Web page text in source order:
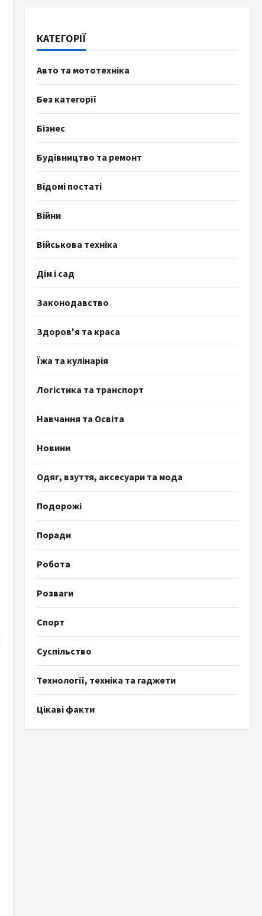
КАТЕГОРІЇ
Авто та мототехніка
Без категорії
Бізнес
Будівництво та ремонт
Відомі постаті
Війни
Військова техніка
Дім і сад
Законодавство
Здоров'я та краса
Їжа та кулінарія
Логістика та транспорт
Навчання та Освіта
Новини
Одяг, взуття, аксесуари та мода
Подорожі
Поради
Робота
Розваги
Спорт
Суспільство
Технології, техніка та гаджети
Цікаві факти